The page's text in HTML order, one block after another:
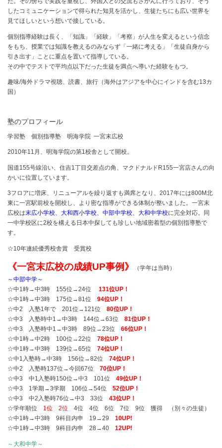
したコミュニケーションで得られた知見を活かし、生徒たちにも広い世界を
見てほしいという想いで接している。
個別指導経験は長く、「知識」「経験」「考察」が人生を変えるという信念
をもち、授業では知識を教えるのみならず「一緒に考える」「生徒自身から
引き出す」ことに重点を置いて指導している。
その中でテストで平均点以下だった生徒を満点へ導いた経験をもつ。
趣味/海外ドラマ視聴、読書、旅行（海外はアジアを中心にインドを含む13カ
国）
塾のプロフィール
学習塾 個別指導塾 明海学院 一宮末広校
2010年11月、明海学院の第1校舎として開校。
国道155号線沿い、住吉1丁目交差点の角、マクドナルドR155一宮店さんの向
かいに位置しています。
3フロアに増床、リニューアルを繰り返すも満席となり、2017年には800M北
東に一宮駅前校を開校し、より密な指導ができる体制が整いました。一宮末
広校は末広小学校、大和西小学校、中部中学校、大和中学校に完全対応。同
一中学校区に2校を構える日本中探しても珍しい地域密着型の個別指導塾で
す。
☆10年連続優秀校舎賞 受賞校
《一宮末広校の成績UP事例》
（学年は当時）
～中部中学～
☆中1時→中3時 155位→24位 131位UP！
☆中1時→中3時 175位→81位 94位UP！
☆中2 入塾1年で 201位→121位 80位UP！
☆中3 入塾時中1→中3時 144位→63位
81位UP！
☆中3 入塾時中1→中3時 89位→23位
66位UP！
☆中1時→中2時 100位→22位 78位UP！
☆中1時→中3時 139位→65位 74位UP！
☆中1入塾時→中3時 156位→82位 74位UP！
☆中2 入塾時137位→今回67位 70位UP！
☆中3 中1入塾時150位→中3 101位 49位UP！
☆中3 1学期→3学期 106位→54位 52位UP！
☆中3 中2入塾時76位→中3 33位 43位UP！
☆学年順位 1位 2位 4位 4位 6位 7位 9位 獲得 （別々の生徒）
☆中1時→中3時 9科目内申 19→29 10UP!
☆中1時→中3時 9科目内申 28→40 12UP!
～大和中学～